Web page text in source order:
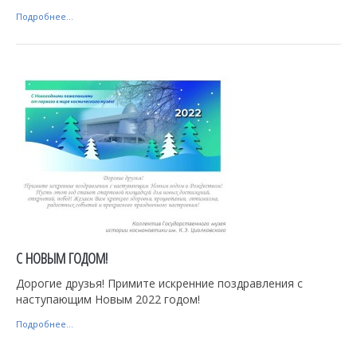
Подробнее...
С НОВЫМ ГОДОМ!
Дорогие друзья! Примите искренние поздравления с
наступающим Новым 2022 годом!
Подробнее...